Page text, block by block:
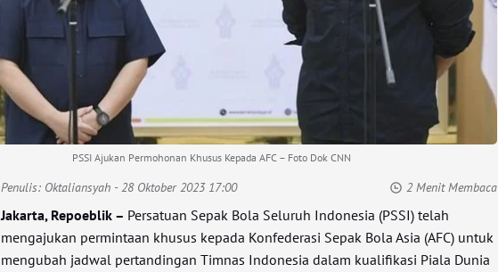
PSSI Ajukan Permohonan Khusus Kepada AFC – Foto Dok CNN
Penulis: Oktaliansyah - 28 Oktober 2023 17:00 2 Menit Membaca
Jakarta, Repoeblik – Persatuan Sepak Bola Seluruh Indonesia (PSSI) telah
mengajukan permintaan khusus kepada Konfederasi Sepak Bola Asia (AFC) untuk
mengubah jadwal pertandingan Timnas Indonesia dalam kualifikasi Piala Dunia